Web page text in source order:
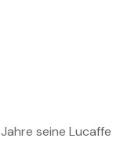
seine Lucaffe